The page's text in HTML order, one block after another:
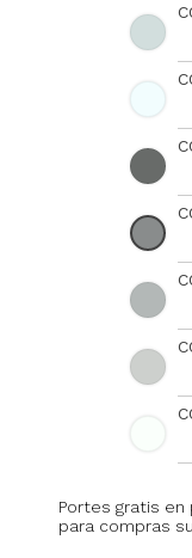
Portes gratis en
para compras